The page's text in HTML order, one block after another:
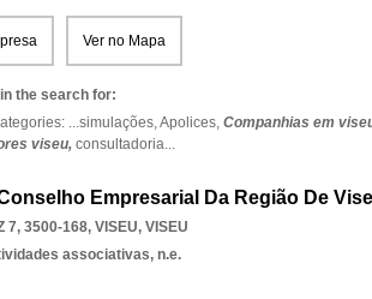
Ver no Mapa
the search for:
...simulações,Apolices, Companhias em
viseu, consultadoria...
Empresarial Da Região De
7, 3500-168, VISEU, VISEU
associativas, n.e.